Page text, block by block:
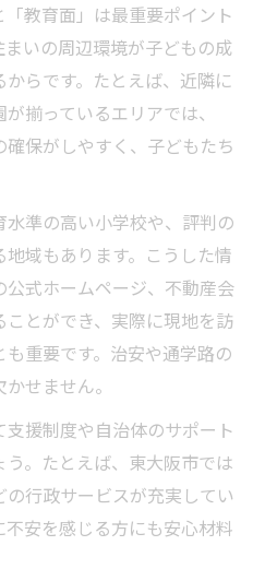
教育面」は最重要ポイント
いの周辺環境が子どもの成
らです。たとえば、近隣に
揃っているエリアでは、
保がしやすく、子どもたち
準の高い小学校や、評判の
域もあります。こうした情
式ホームページ、不動産会
とができ、実際に現地を訪
重要です。治安や通学路の
せません。
援制度や自治体のサポート
。たとえば、東大阪市では
行政サービスが充実してい
安を感じる方にも安心材料